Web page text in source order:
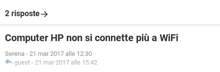
2 risposte
Computer HP non si connette più a WiFi
Serena - 21 mar 2017 alle 12:30
guest - 21 mar 2017 alle 15:42